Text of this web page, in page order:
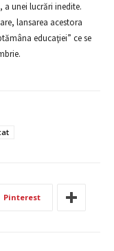
a unei lucrări inedite.
lansarea acestora
educaţiei” ce se
Pinterest